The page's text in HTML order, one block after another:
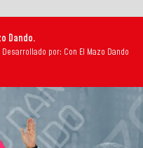
Dando.
por: Con El Mazo Dando